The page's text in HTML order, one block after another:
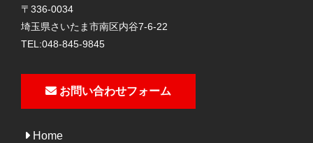
〒336-0034
埼玉県さいたま市南区内谷7-6-22
TEL:048-845-9845
お問い合わせフォーム
Home